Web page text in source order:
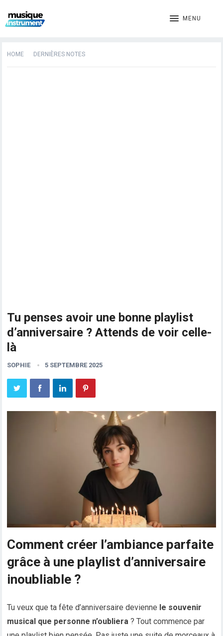
MENU
HOME DERNIÈRES NOTES
Tu penses avoir une bonne playlist
d’anniversaire ? Attends de voir celle-
là
SOPHIE 5 SEPTEMBRE 2025
Comment créer l’ambiance parfaite
grâce à une playlist d’anniversaire
inoubliable ?
Tu veux que ta fête d’anniversaire devienne le souvenir
musical que personne n’oubliera ? Tout commence par